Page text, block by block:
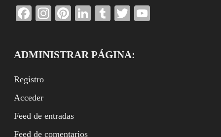
Facebook
Instagram
Pinterest
LinkedIn
TumblrTwitter
ADMINISTRAR PÁGINA:
Registro
Acceder
Feed de entradas
Feed de comentarios